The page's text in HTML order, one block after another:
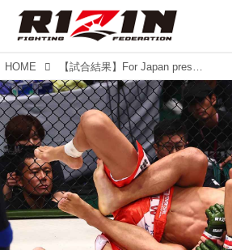
HOME 【試合結果】For Japan presents RIZIN LANDMARK 6 in NAGOYA 第13試合／所英男 vs. アラン“ヒロ”ヤマニハ